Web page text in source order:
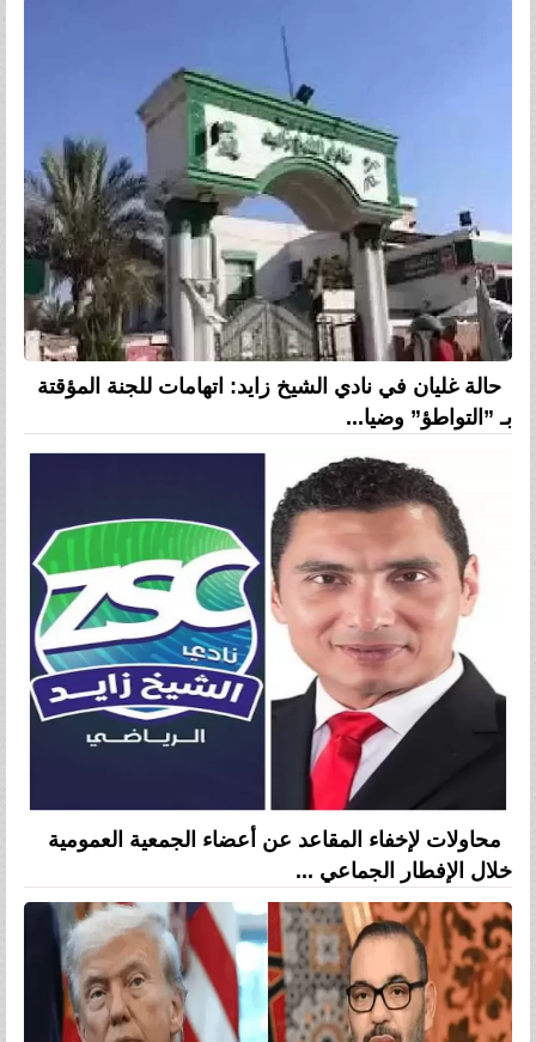
حالة غليان في نادي الشيخ زايد: اتهامات للجنة المؤقتة
بـ ”التواطؤ” وضيا...
محاولات لإخفاء المقاعد عن أعضاء الجمعية العمومية
خلال الإفطار الجماعي ...